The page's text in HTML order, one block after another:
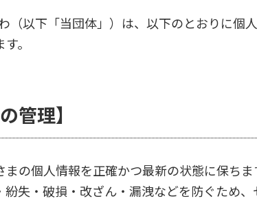
（以下「当団体」）は、以下のとおりに個
。
管理】
まの個人情報を正確かつ最新の状態に保ち
紛失・破損・改ざん・漏洩などを防ぐため